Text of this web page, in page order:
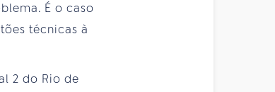
É o caso
técnicas à
2 do Rio de